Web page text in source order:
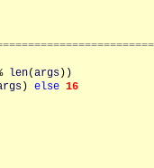
len(args))
) else 16